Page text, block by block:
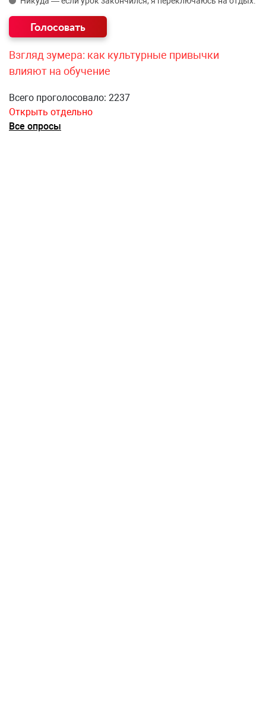
Взгляд зумера: как культурные привычки
влияют на обучение
Всего проголосовало: 2237
Открыть отдельно
Все опросы